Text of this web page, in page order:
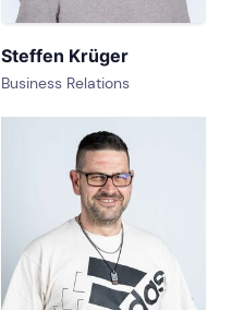
Steffen Krüger
Business Relations